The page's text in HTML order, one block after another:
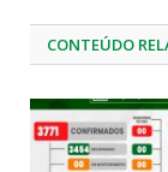
CONTEÚDO